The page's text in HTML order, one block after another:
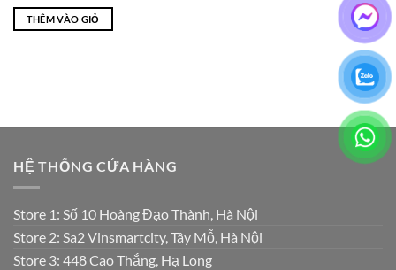
là:
₫570,000.
THÊM VÀO GIỎ
HỆ THỐNG CỬA HÀNG
Store 1: Số 10 Hoàng Đạo Thành, Hà Nội
Store 2: Sa2 Vinsmartcity, Tây Mỗ, Hà Nội
Store 3: 448 Cao Thắng, Hạ Long